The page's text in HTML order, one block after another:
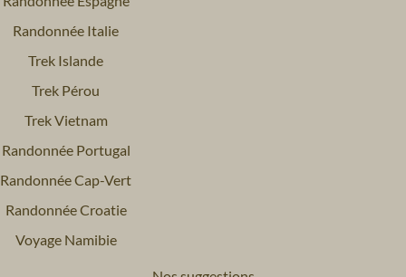
Randonnée Italie
Trek Islande
Trek Pérou
Trek Vietnam
Randonnée Portugal
Randonnée Cap-Vert
Randonnée Croatie
Voyage Namibie